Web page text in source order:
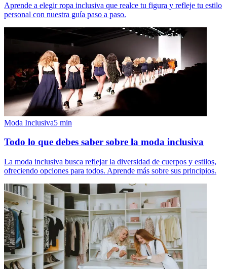
Aprende a elegir ropa inclusiva que realce tu figura y refleje tu estilo
personal con nuestra guía paso a paso.
Moda Inclusiva5 min
Todo lo que debes saber sobre la moda inclusiva
La moda inclusiva busca reflejar la diversidad de cuerpos y estilos,
ofreciendo opciones para todos. Aprende más sobre sus principios.